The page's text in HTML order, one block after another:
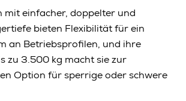
mit einfacher, doppelter und
bieten Flexibilität für ein
an Betriebsprofilen, und ihre
zu 3.500 kg macht sie zur
Option für sperrige oder schwere